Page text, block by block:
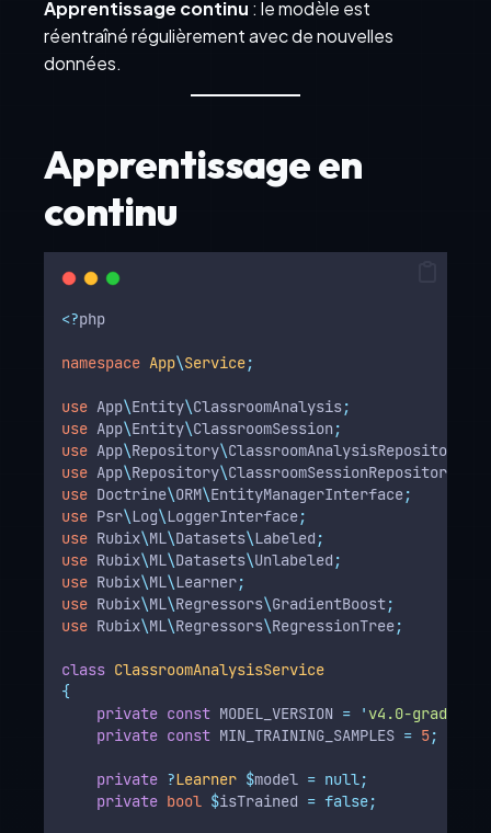
Apprentissage continu : le modèle est
réentraîné régulièrement avec de nouvelles
données.
Apprentissage en
continu
<?php
namespace App\Service;
use App\Entity\ClassroomAnalysis;
use App\Entity\ClassroomSession ;
use App\Repository\ClassroomAnalysisRepository
use App\Repository\ClassroomSessionRepository
use Doctrine\ORM\EntityManagerInterface;
use Psr\Log\LoggerInterface;
use Rubix\ML\Datasets\Labeled ;
use Rubix\ML\Datasets\Unlabeled ;
use Rubix\ML\Learner;
use Rubix\ML\Regressors\GradientBoost;
use Rubix\ML\Regressors\RegressionTree;
class ClassroomAnalysisService
{
private const MODEL_VERSION = 'v4.0-
private const MIN_TRAINING_SAMPLES = 5;
private ?Learner $model = null;
private bool $isTrained = false;